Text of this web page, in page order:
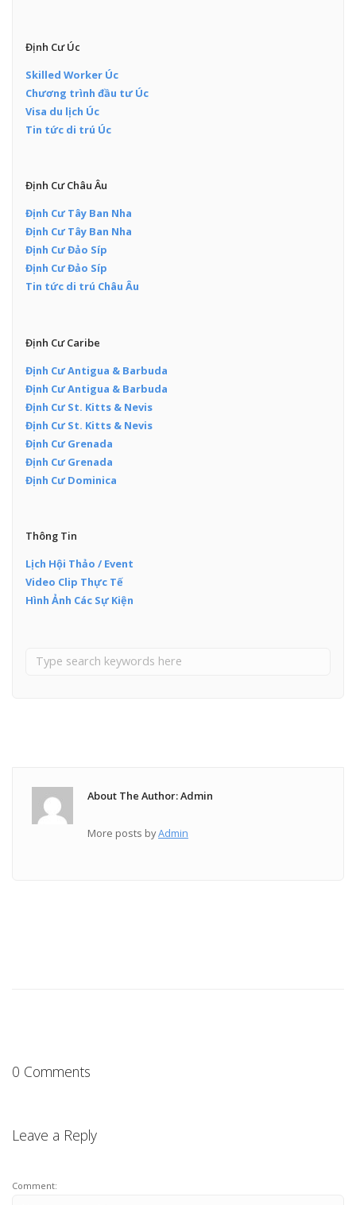
Định Cư Úc
Skilled Worker Úc
Chương trình đầu tư Úc
Visa du lịch Úc
Tin tức di trú Úc
Định Cư Châu Âu
Định Cư Tây Ban Nha
Định Cư Tây Ban Nha
Định Cư Đảo Síp
Định Cư Đảo Síp
Tin tức di trú Châu Âu
Định Cư Caribe
Định Cư Antigua & Barbuda
Định Cư Antigua & Barbuda
Định Cư St. Kitts & Nevis
Định Cư St. Kitts & Nevis
Định Cư Grenada
Định Cư Grenada
Định Cư Dominica
Thông Tin
Lịch Hội Thảo / Event
Video Clip Thực Tế
Hình Ảnh Các Sự Kiện
About The Author: Admin
More posts byAdmin
0 Comments
Leave a Reply
Comment: